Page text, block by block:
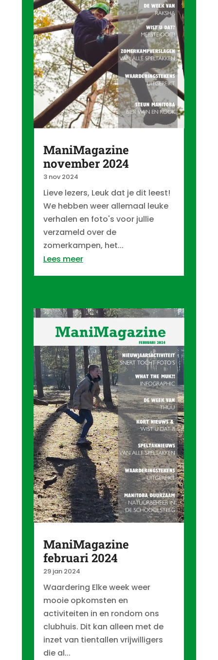
ManiMagazine
november 2024
3 nov 2024
Lieve lezers, Leuk dat je dit leest!
We hebben weer allemaal leuke
verhalen en foto's voor jullie
verzameld over de
zomerkampen, het...
Lees meer
ManiMagazine
februari 2024
29 jan 2024
Waardering Elke week weer
mooie opkomsten en
activiteiten in en rondom ons
clubhuis. Dit kan alleen met de
inzet van tientallen vrijwilligers
die al...